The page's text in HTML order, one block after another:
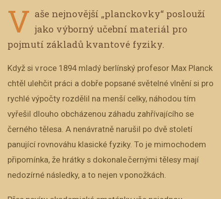
V aše nejnovější „planckovky“ poslouží
jako výborný učební materiál pro
pojmutí základů kvantové fyziky.
Když si v roce 1894 mladý berlínský profesor Max Planck
chtěl ulehčit práci a dobře popsané světelné vlnění si pro
rychlé výpočty rozdělil na menší celky, náhodou tím
vyřešil dlouho obcházenou záhadu zahřívajícího se
černého tělesa. A nenávratně narušil po dvě století
panující rovnováhu klasické fyziky. To je mimochodem
připomínka, že hrátky s dokonale černými tělesy mají
nedozírné následky, a to nejen v ponožkách.